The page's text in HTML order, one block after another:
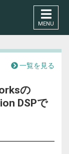
MENU
一覧を見る
の
DSPで